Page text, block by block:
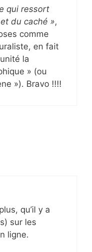
qui ressort
du caché »,
comme
en fait
la
» (ou
»). Bravo !!!!
qu’il y a
sur les
ligne.